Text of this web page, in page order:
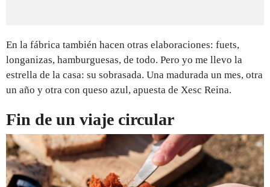
En la fábrica también hacen otras elaboraciones: fuets,
longanizas, hamburguesas, de todo. Pero yo me llevo la
estrella de la casa: su sobrasada. Una madurada un mes, otra
un año y otra con queso azul, apuesta de Xesc Reina.
Fin de un viaje circular